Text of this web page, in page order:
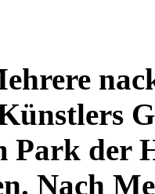
Park der
Nach